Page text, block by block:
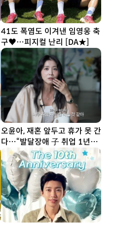
41도 폭염도 이겨낸 임영웅 축
구♥…피지컬 난리 [DA★]
오윤아, 재혼 앞두고 휴가 못 간
다…“발달장애 子 취업 1년
차” [SD톡톡]